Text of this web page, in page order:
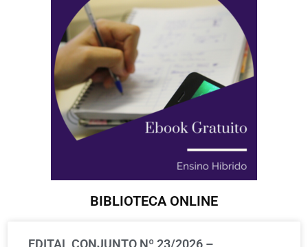
BIBLIOTECA ONLINE
EDITAL CONJUNTO Nº 23/2026 –